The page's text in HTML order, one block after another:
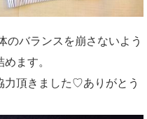
のバランスを崩さないよう
ます。
力頂きました♡ありがとう